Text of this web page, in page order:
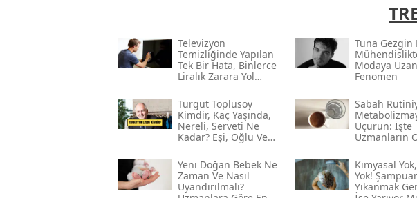
Televizyon
Temizliğinde Yapılan
Tek Bir Hata, Binlerce
Liralık Zarara Yol
Tuna Gezgin
Modaya
Fenomen
Turgut Toplusoy
Kimdir, Kaç Yaşında,
Nereli, Serveti Ne
Kadar? Eşi, Oğlu Ve
Sabah
Uçurun: İşte
Uzmanların
Yeni Doğan Bebek Ne
Zaman Ve Nasıl
Uyandırılmalı?
Kimyasal
Yok!
Yıkanmak